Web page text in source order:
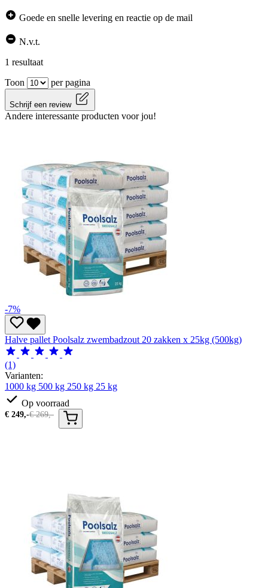
Goede en snelle levering en reactie op de mail
N.v.t.
1 resultaat
Toon
per pagina
Schrijf een review
Andere interessante producten voor jou!
-7%
Halve pallet Poolsalz zwembadzout 20 zakken x 25kg (500kg)
(1)
Varianten:
1000 kg 500 kg 250 kg 25 kg
Op voorraad
€ 249,-€269,-